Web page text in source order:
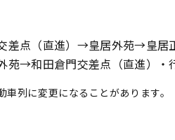
差点（直進）→皇居外苑→皇
苑→和田倉門交差点（直進）
列に変更になることがあります。